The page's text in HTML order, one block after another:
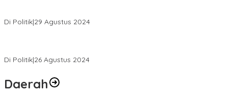
Di Politik|29 Agustus 2024
Di Politik|26 Agustus 2024
Daerah